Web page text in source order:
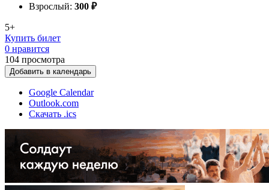
Взрослый: 300 ₽
5+
Купить билет
0 нравится
104 просмотра
Добавить в календарь
Google Calendar
Outlook.com
Скачать .ics